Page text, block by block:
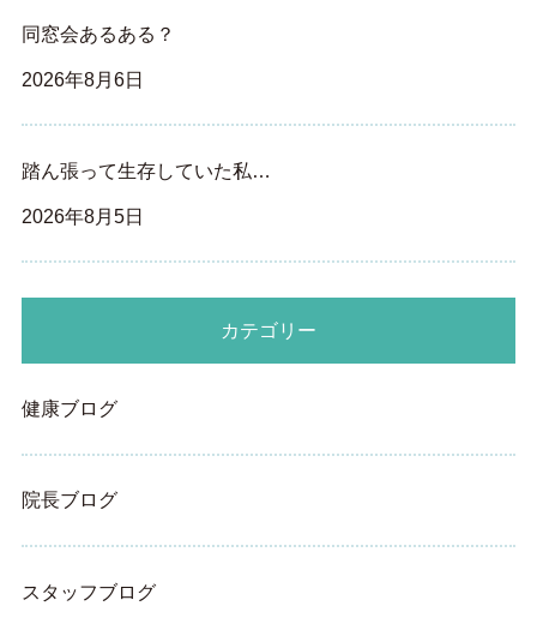
同窓会あるある？
2026年8月6日
踏ん張って生存していた私…
2026年8月5日
カテゴリー
健康ブログ
院長ブログ
スタッフブログ